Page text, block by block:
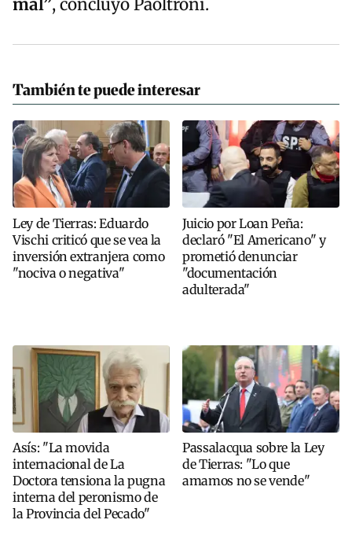
mal”, concluyó Paoltroni.
También te puede interesar
Ley de Tierras: Eduardo
Vischi criticó que se vea la
inversión extranjera como
"nociva o negativa"
Juicio por Loan Peña:
declaró "El Americano" y
prometió denunciar
"documentación
adulterada"
Asís: "La movida
internacional de La
Doctora tensiona la pugna
interna del peronismo de
la Provincia del Pecado"
Passalacqua sobre la Ley
de Tierras: "Lo que
amamos no se vende"